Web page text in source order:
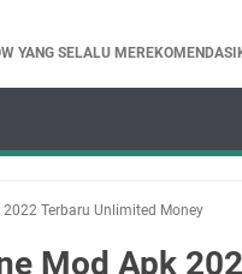
YANG SELALU
Terbaru Unlimited Money
Mod Apk